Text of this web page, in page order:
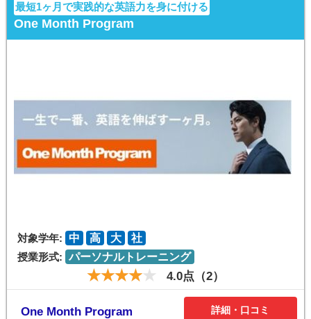
最短1ヶ月で実践的な英語力を身に付ける
One Month Program
対象学年: 中 高 大
社
授業形式: パーソナルトレーニング
4.0点（2）
One Month Program 詳細・口コミ